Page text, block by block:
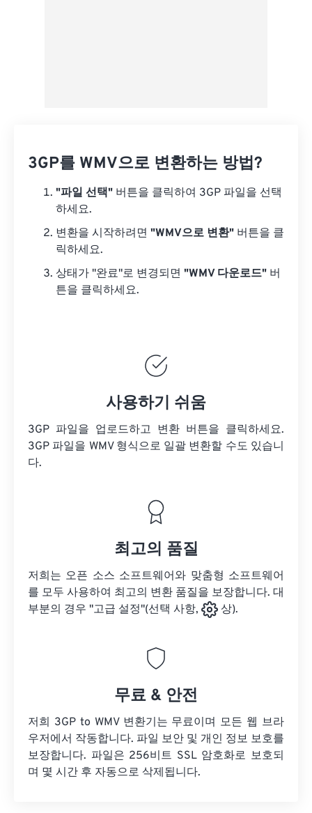
3GP를 WMV으로 변환하는 방법?
"파일 선택" 버튼을 클릭하여 3GP 파일을 선택
하세요.
변환을 시작하려면 "WMV으로 변환" 버튼을 클
릭하세요.
상태가 "완료"로 변경되면 "WMV 다운로드" 버
튼을 클릭하세요.
사용하기 쉬움
3GP 파일을 업로드하고 변환 버튼을 클릭하세요.
3GP 파일을 WMV 형식으로 일괄 변환할 수도 있습니
다.
최고의 품질
저희는 오픈 소스 소프트웨어와 맞춤형 소프트웨어
를 모두 사용하여 최고의 변환 품질을 보장합니다. 대
부분의 경우 "고급 설정"(선택 사항,
상).
무료 & 안전
저희 3GP to WMV 변환기는 무료이며 모든 웹 브라
우저에서 작동합니다. 파일 보안 및 개인 정보 보호를
보장합니다. 파일은 256비트 SSL 암호화로 보호되
며 몇 시간 후 자동으로 삭제됩니다.